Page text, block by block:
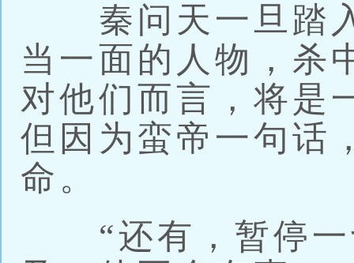
秦问天一旦踏入
当一面的人物，杀
对他们而言，将是
但因为蛮帝一句话
命。
“还有，暂停一